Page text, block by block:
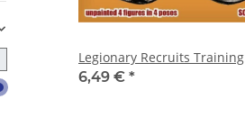
Legionary Recruits Training
6,49 € *